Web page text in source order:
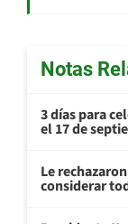
Notas
3 días para
el 17 de
Le
considerar